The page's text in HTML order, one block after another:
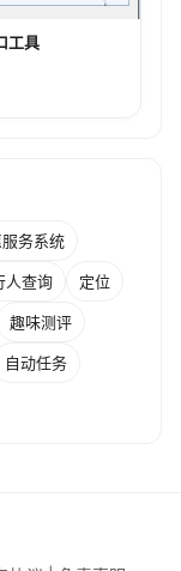
工具
务系统
人查询 定位
趣味测评
自动任务